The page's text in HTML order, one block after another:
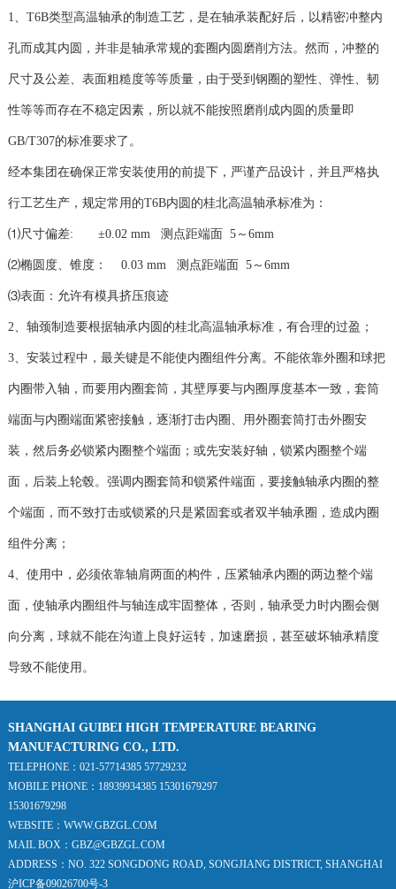
1、T6B类型高温轴承的制造工艺，是在轴承装配好后，以精密冲整内
孔而成其内圆，并非是轴承常规的套圈内圆磨削方法。然而，冲整的
尺寸及公差、表面粗糙度等等质量，由于受到钢圈的塑性、弹性、韧
性等等而存在不稳定因素，所以就不能按照磨削成内圆的质量即
GB/T307的标准要求了。
经本集团在确保正常安装使用的前提下，严谨产品设计，并且严格执
行工艺生产，规定常用的T6B内圆的桂北高温轴承标准为：
⑴尺寸偏差: ±0.02 mm 测点距端面 5～6mm
⑵椭圆度、锥度： 0.03 mm 测点距端面 5～6mm
⑶表面：允许有模具挤压痕迹
2、轴颈制造要根据轴承内圆的桂北高温轴承标准，有合理的过盈；
3、安装过程中，最关键是不能使内圈组件分离。不能依靠外圈和球把
内圈带入轴，而要用内圈套筒，其壁厚要与内圈厚度基本一致，套筒
端面与内圈端面紧密接触，逐渐打击内圈、用外圈套筒打击外圈安
装，然后务必锁紧内圈整个端面；或先安装好轴，锁紧内圈整个端
面，后装上轮毂。强调内圈套筒和锁紧件端面，要接触轴承内圈的整
个端面，而不致打击或锁紧的只是紧固套或者双半轴承圈，造成内圈
组件分离；
4、使用中，必须依靠轴肩两面的构件，压紧轴承内圈的两边整个端
面，使轴承内圈组件与轴连成牢固整体，否则，轴承受力时内圈会侧
向分离，球就不能在沟道上良好运转，加速磨损，甚至破坏轴承精度
导致不能使用。
SHANGHAI GUIBEI HIGH TEMPERATURE BEARING
MANUFACTURING CO., LTD.
TELEPHONE：021-57714385 57729232
MOBILE PHONE：18939934385 15301679297
15301679298
WEBSITE：WWW.GBZGL.COM
MAIL BOX：GBZ@GBZGL.COM
ADDRESS：NO. 322 SONGDONG ROAD, SONGJIANG DISTRICT, SHANGHAI
沪ICP备09026700号-3